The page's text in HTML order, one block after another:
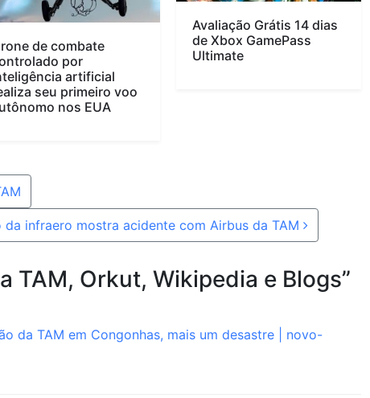
de combate
por
artificial
seu primeiro voo
nos EUA
Avaliação Grátis 14 dias
de Xbox GamePass
Ultimate
infraero mostra acidente com Airbus da TAM
TAM, Orkut, Wikipedia e Blogs”
da TAM em Congonhas, mais um desastre | novo-